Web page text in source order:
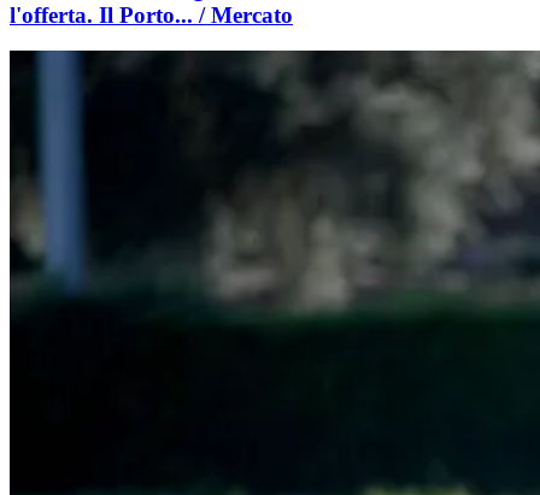
l'offerta. Il Porto... / Mercato